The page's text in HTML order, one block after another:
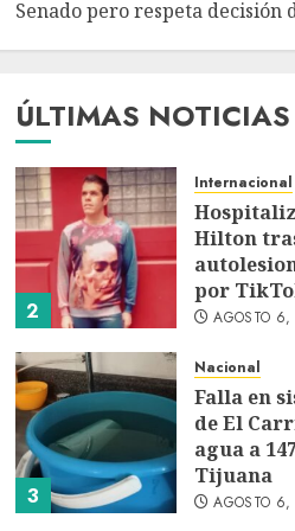
Senado pero respeta decisión
ÚLTIMAS NOTICIAS
1
intentar
CDMX
AGOSTO 6,
2
Internacional
Hilton
por
AGOSTO
3
Nacional
Falla en
de El
agua a
Tijuana
AGOSTO